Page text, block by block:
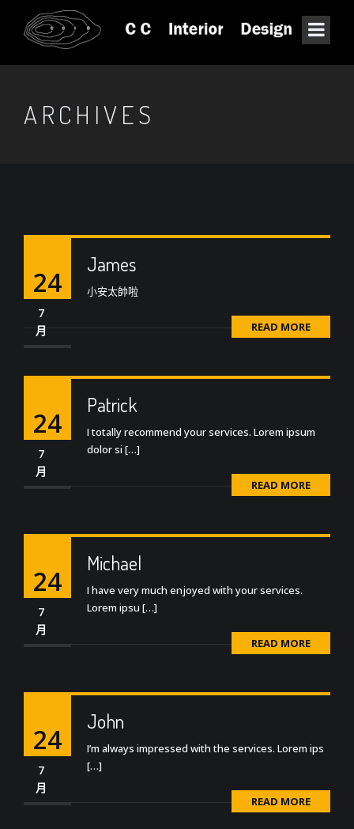
ARCHIVES
24
7
月
James
小安太帥啦
READ MORE
24
7
月
Patrick
I totally recommend your services. Lorem ipsum
dolor si […]
READ MORE
24
7
月
Michael
I have very much enjoyed with your services.
Lorem ipsu […]
READ MORE
24
7
月
John
I’m always impressed with the services. Lorem ips
[…]
READ MORE